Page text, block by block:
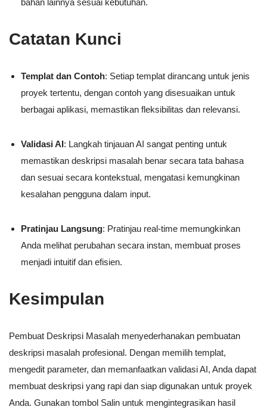
Catatan Kunci
Templat dan Contoh: Setiap templat dirancang untuk jenis
proyek tertentu, dengan contoh yang disesuaikan untuk
berbagai aplikasi, memastikan fleksibilitas dan relevansi.
Validasi AI: Langkah tinjauan AI sangat penting untuk
memastikan deskripsi masalah benar secara tata bahasa
dan sesuai secara kontekstual, mengatasi kemungkinan
kesalahan pengguna dalam input.
Pratinjau Langsung: Pratinjau real-time memungkinkan
Anda melihat perubahan secara instan, membuat proses
menjadi intuitif dan efisien.
Kesimpulan
Pembuat Deskripsi Masalah menyederhanakan pembuatan
deskripsi masalah profesional. Dengan memilih templat,
mengedit parameter, dan memanfaatkan validasi AI, Anda dapat
membuat deskripsi yang rapi dan siap digunakan untuk proyek
Anda. Gunakan tombol Salin untuk mengintegrasikan hasil